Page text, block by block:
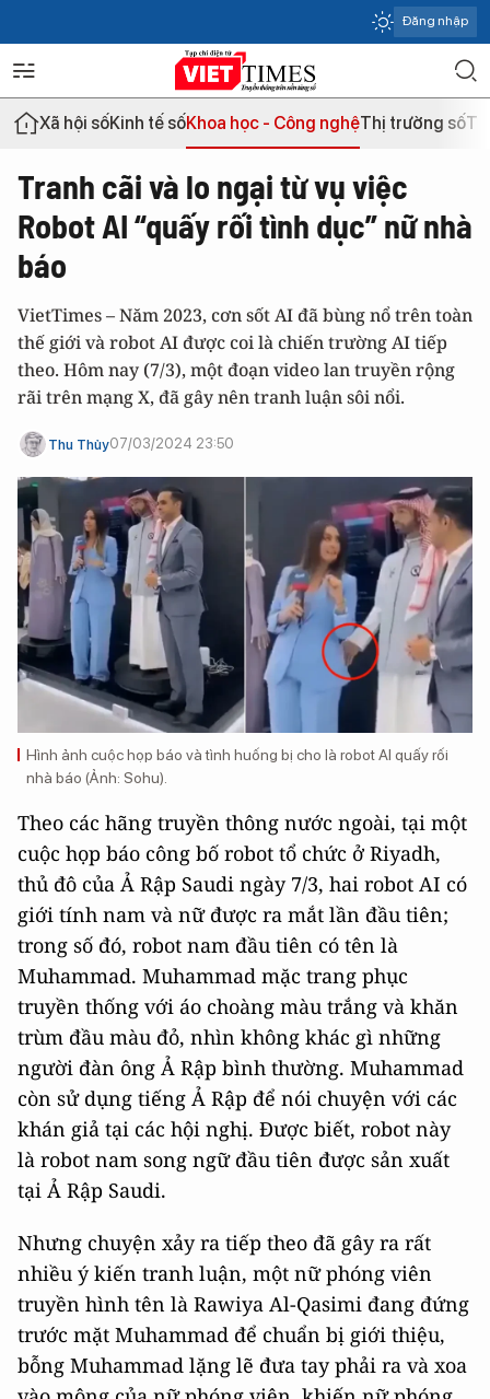
Đăng nhập
Xã hội sốKinh tế sốKhoa học - Công nghệThị trường số
Tranh cãi và lo ngại từ vụ việc
Robot AI “quấy rối tình dục” nữ nhà
báo
VietTimes – Năm 2023, cơn sốt AI đã bùng nổ trên toàn
thế giới và robot AI được coi là chiến trường AI tiếp
theo. Hôm nay (7/3), một đoạn video lan truyền rộng
rãi trên mạng X, đã gây nên tranh luận sôi nổi.
Thu Thủy07/03/2024 23:50
Hình ảnh cuộc họp báo và tình huống bị cho là robot AI quấy rối
nhà báo (Ảnh: Sohu).
Theo các hãng truyền thông nước ngoài, tại một
cuộc họp báo công bố robot tổ chức ở Riyadh,
thủ đô của Ả Rập Saudi ngày 7/3, hai robot AI có
giới tính nam và nữ được ra mắt lần đầu tiên;
trong số đó, robot nam đầu tiên có tên là
Muhammad. Muhammad mặc trang phục
truyền thống với áo choàng màu trắng và khăn
trùm đầu màu đỏ, nhìn không khác gì những
người đàn ông Ả Rập bình thường. Muhammad
còn sử dụng tiếng Ả Rập để nói chuyện với các
khán giả tại các hội nghị. Được biết, robot này
là robot nam song ngữ đầu tiên được sản xuất
tại Ả Rập Saudi.
Nhưng chuyện xảy ra tiếp theo đã gây ra rất
nhiều ý kiến tranh luận, một nữ phóng viên
truyền hình tên là Rawiya Al-Qasimi đang đứng
trước mặt Muhammad để chuẩn bị giới thiệu,
bỗng Muhammad lặng lẽ đưa tay phải ra và xoa